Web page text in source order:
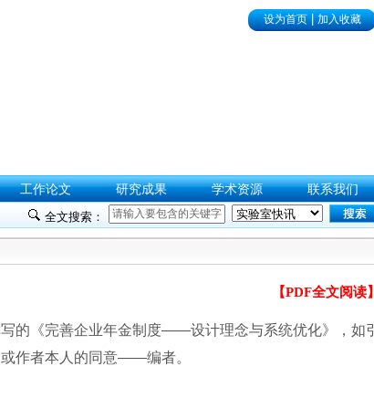
设为首页|加入收藏
工作论文 研究成果 学术资源
联系我们
全文搜索：
【PDF全文阅读】
的《完善企业年金制度——设计理念与系统优化》，如引
作者本人的同意——编者。